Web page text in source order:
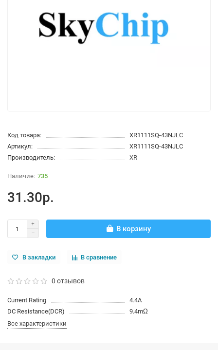
Код товара:
XR1111SQ-43NJLC
Артикул:
XR1111SQ-43NJLC
Производитель:
XR
735
31.30р.
В корзину
В закладки В сравнение
0 отзывов
Current Rating
4.4A
DC Resistance(DCR)
9.4mΩ
Все характеристики